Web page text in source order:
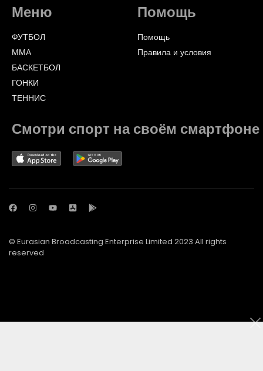
Меню
ФУТБОЛ
ММА
БАСКЕТБОЛ
ГОНКИ
ТЕННИС
Помощь
Помощь
Правила и условия
Смотри спорт на своём смартфоне
© Eurasian Broadcasting Enterprise Limited 2023 All rights
reserved